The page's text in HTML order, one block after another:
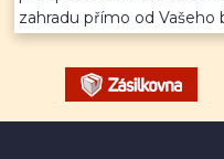
zahradu přímo od Vašeho